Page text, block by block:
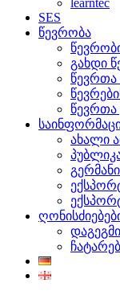
learntec
SES
წევრობა
გახდი
წევრთა
წევრთა
ახალი